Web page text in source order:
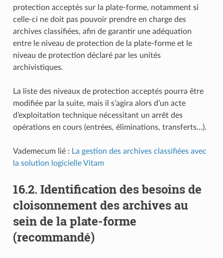
protection acceptés sur la plate-forme, notamment si
celle-ci ne doit pas pouvoir prendre en charge des
archives classifiées, afin de garantir une adéquation
entre le niveau de protection de la plate-forme et le
niveau de protection déclaré par les unités
archivistiques.
La liste des niveaux de protection acceptés pourra être
modifiée par la suite, mais il s’agira alors d’un acte
d’exploitation technique nécessitant un arrêt des
opérations en cours (entrées, éliminations, transferts…).
Vademecum lié : La gestion des archives classifiées avec
la solution logicielle Vitam
16.2. Identification des besoins de
cloisonnement des archives au
sein de la plate-forme
(recommandé)